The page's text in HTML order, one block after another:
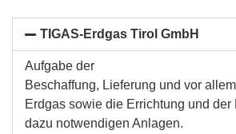
TIGAS-Erdgas Tirol GmbH
Aufgabe der
Beschaffung, Lieferung und vor
Erdgas sowie die Errichtung und der
dazu notwendigen Anlagen.